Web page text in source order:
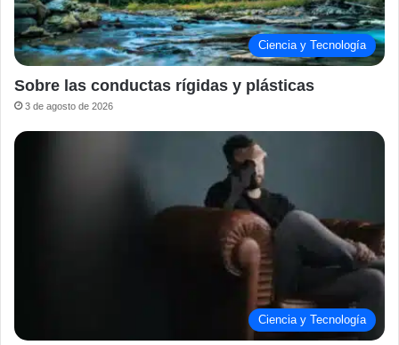
Ciencia y Tecnología
Sobre las conductas rígidas y plásticas
3 de agosto de 2026
Ciencia y Tecnología